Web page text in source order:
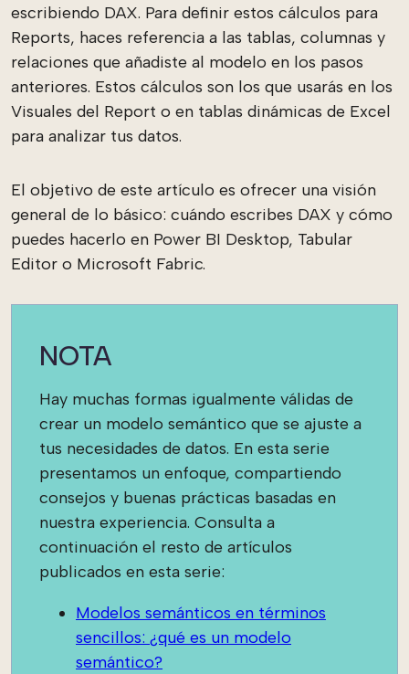
escribiendo DAX. Para definir estos cálculos para
Reports, haces referencia a las tablas, columnas y
relaciones que añadiste al modelo en los pasos
anteriores. Estos cálculos son los que usarás en los
Visuales del Report o en tablas dinámicas de Excel
para analizar tus datos.
El objetivo de este artículo es ofrecer una visión
general de lo básico: cuándo escribes DAX y cómo
puedes hacerlo en Power BI Desktop, Tabular
Editor o Microsoft Fabric.
NOTA
Hay muchas formas igualmente válidas de
crear un modelo semántico que se ajuste a
tus necesidades de datos. En esta serie
presentamos un enfoque, compartiendo
consejos y buenas prácticas basadas en
nuestra experiencia. Consulta a
continuación el resto de artículos
publicados en esta serie:
Modelos semánticos en términos
sencillos: ¿qué es un modelo
semántico?